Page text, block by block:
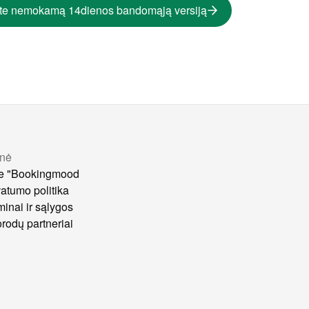
nemokamą 14dienos bandomąją versiją
"Bookingmood
politika
ir sąlygos
partneriai